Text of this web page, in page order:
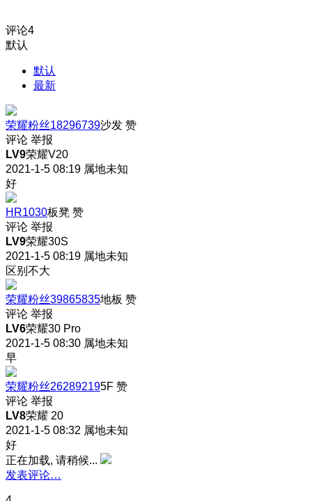
评论4
默认
默认
最新
荣耀粉丝18296739沙发 赞
评论 举报
LV9荣耀V20
2021-1-5 08:19 属地未知
好
HR1030板凳 赞
评论 举报
LV9荣耀30S
2021-1-5 08:19 属地未知
区别不大
荣耀粉丝39865835地板 赞
评论 举报
LV6荣耀30 Pro
2021-1-5 08:30 属地未知
早
荣耀粉丝262892195F 赞
评论 举报
LV8荣耀 20
2021-1-5 08:32 属地未知
好
正在加载, 请稍候...
发表评论…